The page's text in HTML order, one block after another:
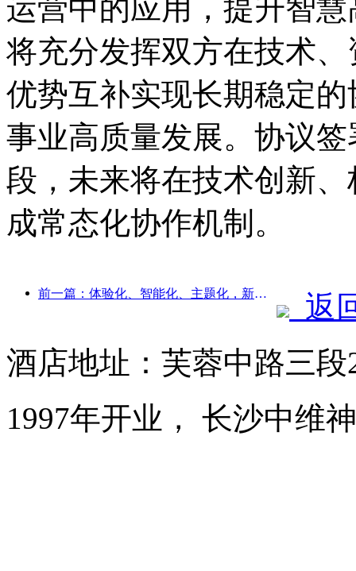
运营中的应用，提升智
将充分发挥双方在技术
优势互补实现长期稳定
事业高质量发展。协议
段，未来将在技术创新
成常态化协作机制。
前一篇：体验化、智能化、主题化，新时代下的酒店破局之道
返
酒店地址：芙蓉中路三
1997年开业， 长沙中